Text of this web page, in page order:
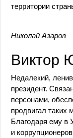
территории
Николай Азаров
Виктор
Недалекий,
президент.
персонами,
продвигал таких
Благодаря ему в
и